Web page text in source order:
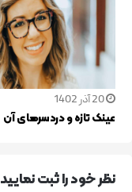
20 آذر 1402
عینک تازه و دردسرهای آن
نظر خود را ثبت نماييد